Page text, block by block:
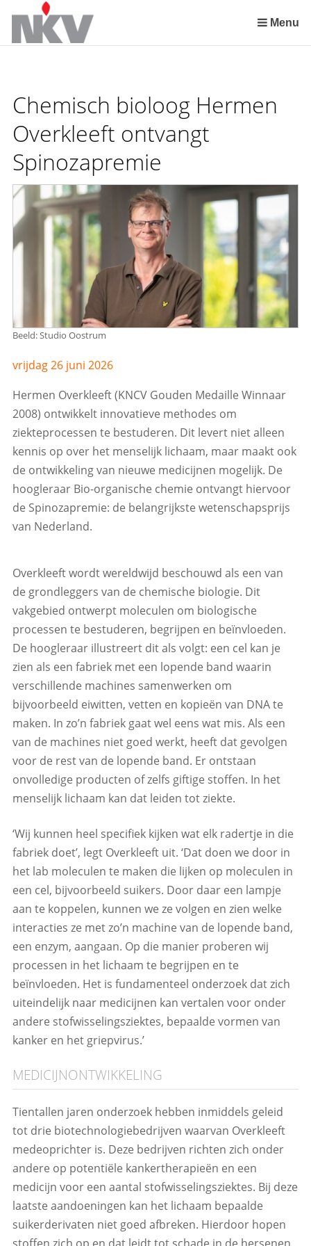
links
over
inhoud
Spring
naar
het
menu
Menu
Chemisch bioloog Hermen
Overkleeft ontvangt
Spinozapremie
Beeld: Studio Oostrum
vrijdag 26 juni 2026
Hermen Overkleeft (KNCV Gouden Medaille Winnaar
2008) ontwikkelt innovatieve methodes om
ziekteprocessen te bestuderen. Dit levert niet alleen
kennis op over het menselijk lichaam, maar maakt ook
de ontwikkeling van nieuwe medicijnen mogelijk. De
hoogleraar Bio-organische chemie ontvangt hiervoor
de Spinozapremie: de belangrijkste wetenschapsprijs
van Nederland.
Overkleeft wordt wereldwijd beschouwd als een van
de grondleggers van de chemische biologie. Dit
vakgebied ontwerpt moleculen om biologische
processen te bestuderen, begrijpen en beïnvloeden.
De hoogleraar illustreert dit als volgt: een cel kan je
zien als een fabriek met een lopende band waarin
verschillende machines samenwerken om
bijvoorbeeld eiwitten, vetten en kopieën van DNA te
maken. In zo’n fabriek gaat wel eens wat mis. Als een
van de machines niet goed werkt, heeft dat gevolgen
voor de rest van de lopende band. Er ontstaan
onvolledige producten of zelfs giftige stoffen. In het
menselijk lichaam kan dat leiden tot ziekte.
‘Wij kunnen heel specifiek kijken wat elk radertje in die
fabriek doet’, legt Overkleeft uit. ‘Dat doen we door in
het lab moleculen te maken die lijken op moleculen in
een cel, bijvoorbeeld suikers. Door daar een lampje
aan te koppelen, kunnen we ze volgen en zien welke
interacties ze met zo’n machine van de lopende band,
een enzym, aangaan. Op die manier proberen wij
processen in het lichaam te begrijpen en te
beïnvloeden. Het is fundamenteel onderzoek dat zich
uiteindelijk naar medicijnen kan vertalen voor onder
andere stofwisselingsziektes, bepaalde vormen van
kanker en het griepvirus.’
MEDICIJNONTWIKKELING
Tientallen jaren onderzoek hebben inmiddels geleid
tot drie biotechnologiebedrijven waarvan Overkleeft
medeoprichter is. Deze bedrijven richten zich onder
andere op potentiële kankertherapieën en een
medicijn voor een aantal stofwisselingsziektes. Bij deze
laatste aandoeningen kan het lichaam bepaalde
suikerderivaten niet goed afbreken. Hierdoor hopen